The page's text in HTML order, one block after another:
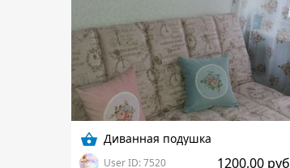
Диванная подушка
User ID: 7520 1200,00 руб